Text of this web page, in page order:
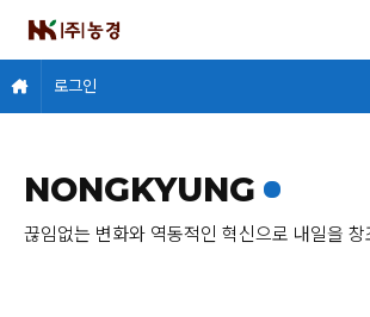
로그인
NONGKYUNG
끊임없는 변화와 역동적인 혁신으로 내일을 창